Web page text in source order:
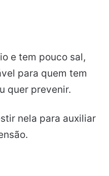
e tem pouco sal,
para quem tem
quer prevenir.
nela para auxiliar